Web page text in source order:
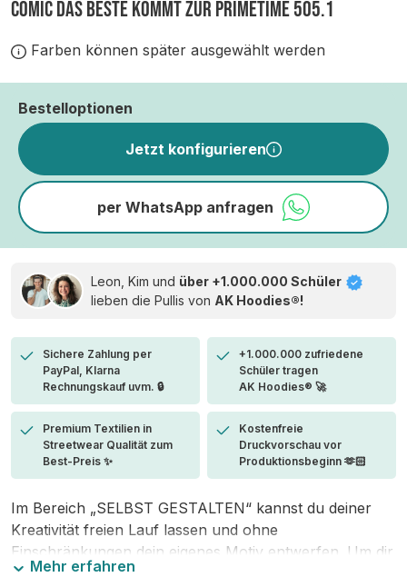
COMIC DAS BESTE KOMMT ZUR PRIMETIME 505.1
Farben können später ausgewählt werden
Bestelloptionen
Jetzt konfigurieren
per WhatsApp anfragen
Leon, Kim und über +1.000.000 Schüler
lieben die Pullis von AK Hoodies®!
Sichere Zahlung per
PayPal, Klarna
Rechnungskauf uvm. 🔒
+1.000.000 zufriedene
Schüler tragen
AK Hoodies® 🚀
Premium Textilien in
Streetwear Qualität zum
Best-Preis ✨
Kostenfreie
Druckvorschau vor
Produktionsbeginn 🫶🏻
Im Bereich „SELBST GESTALTEN“ kannst du deiner
Kreativität freien Lauf lassen und ohne
Einschränkungen dein eigenes Motiv entwerfen. Um dir
Mehr erfahren